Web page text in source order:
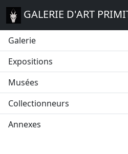
GALERIE D'ART
Galerie
Expositions
Musées
Collectionneurs
Annexes